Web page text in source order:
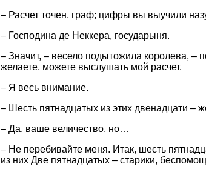
– Расчет точен, граф; цифры вы выучили
– Господина де Неккера, государыня.
– Значит, – весело подытожила королева, –
желаете, можете выслушать мой расчет.
– Я весь внимание.
– Шесть пятнадцатых из этих двенадцати –
– Да, ваше величество, но…
– Не перебивайте меня. Итак, шесть
из них Две пятнадцатых – старики,